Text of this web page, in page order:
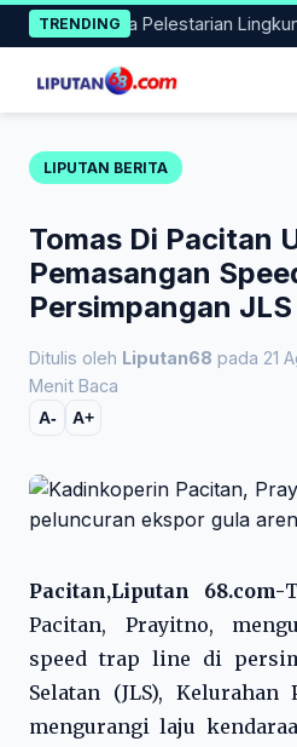
Skip
to
content
TRENDING
Nyata Pelestarian Lingkungan
LIPUTAN BERITA
Tomas Di Pacitan
Pemasangan
Persimpangan
Ditulis oleh Liputan68 pada 21
Menit Baca
A- A+
Pacitan,Liputan 68.com-
Pacitan, Prayitno,
speed trap line di
Selatan (JLS),
mengurangi laju